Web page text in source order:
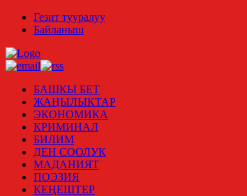
Гезит тууралуу
Байланыш
БАШКЫ БЕТ
ЖАҢЫЛЫКТАР
ЭКОНОМИКА
КРИМИНАЛ
БИЛИМ
ДЕН СООЛУК
МАДАНИЯТ
ПОЭЗИЯ
КЕҢЕШТЕР